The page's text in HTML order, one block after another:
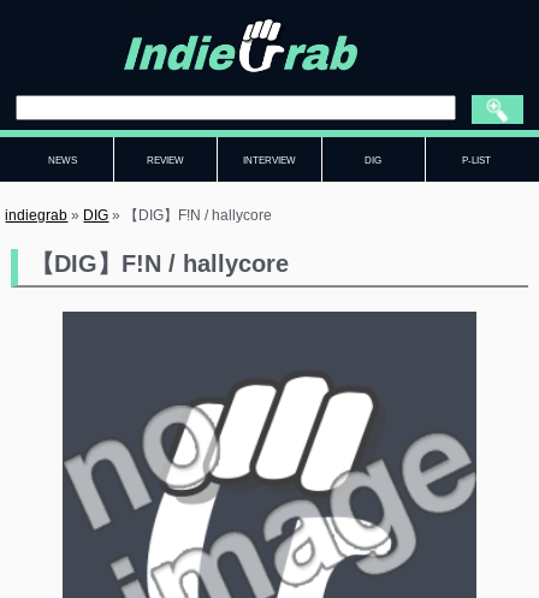
NEWS REVIEW INTERVIEW DIG P-LIST
indiegrab » DIG » 【DIG】F!N / hallycore
【DIG】F!N / hallycore